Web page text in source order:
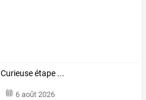
Curieuse étape ...
6 août 2026